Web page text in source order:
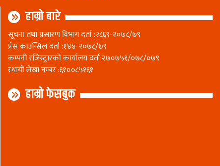
हाम्रो बारे
सूचना तथा प्रसारण विभाग दर्ता :२८६९-२०७८/७९
प्रेस काउन्सिल दर्ता :१४४-२०७८/७९
कम्पनी रजिस्ट्रारकाे कार्यालय दर्ता:२७०७५१/०७८/०७९
स्थायी लेखा नम्बर :६१००८५१६१
हाम्रो फेसबुक